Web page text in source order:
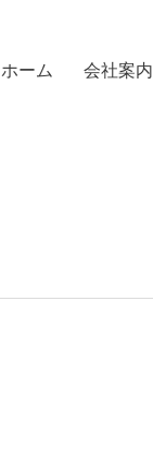
ホーム 会社案内